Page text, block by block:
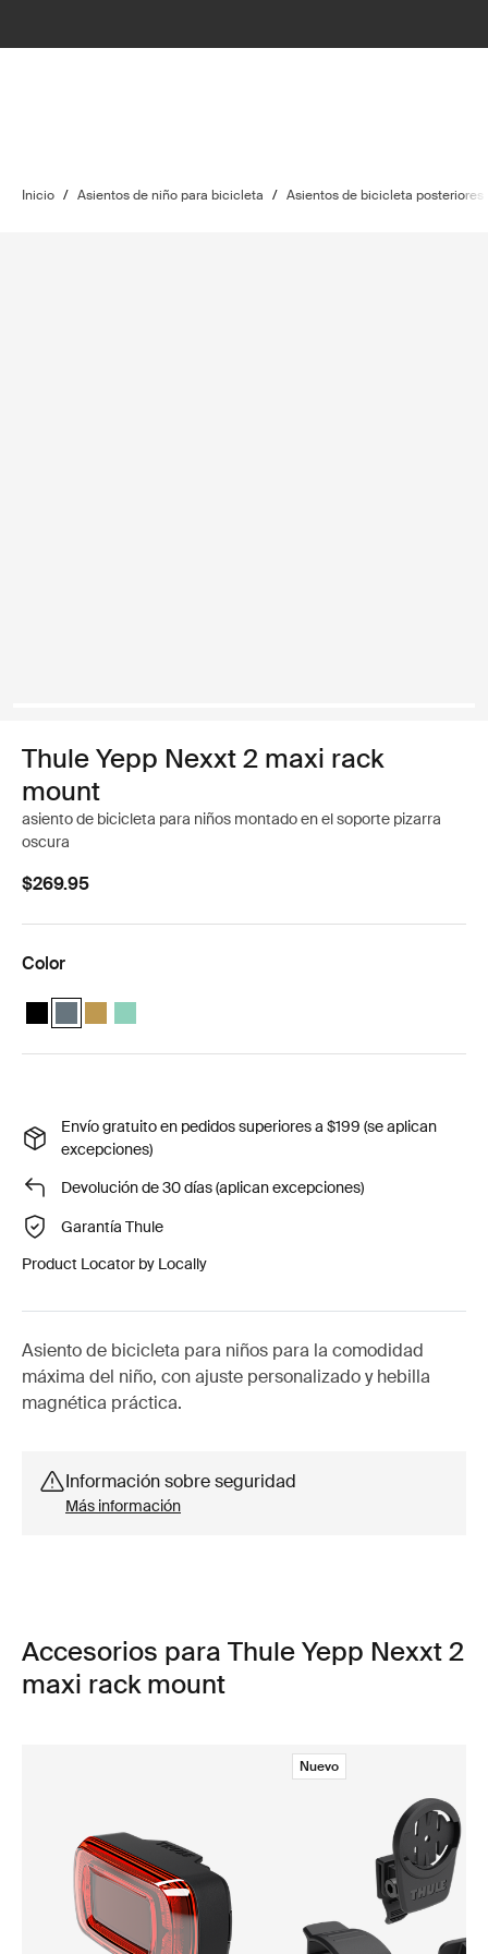
Inicio / Asientos de niño para bicicleta / Asientos de bicicleta posteriores
Thule Yepp Nexxt 2 maxi rack
mount
asiento de bicicleta para niños montado en el soporte pizarra
oscura
$269.95
Color
Thule Yepp Nexxt 2 maxi Negro medianoche
Thule Yepp Nexxt 2 maxi Pizarra oscura (selected)
Thule Yepp Nexxt 2 maxi Amarillo brillante
Thule Yepp Nexxt 2 Maxi Mint Green
Envío gratuito en pedidos superiores a $199 (se aplican
excepciones)
Devolución de 30 días (aplican excepciones)
Garantía Thule
Product Locator by Locally
Asiento de bicicleta para niños para la comodidad
máxima del niño, con ajuste personalizado y hebilla
magnética práctica.
Información sobre seguridad
Más información
Accesorios para Thule Yepp Nexxt 2
maxi rack mount
Nuevo